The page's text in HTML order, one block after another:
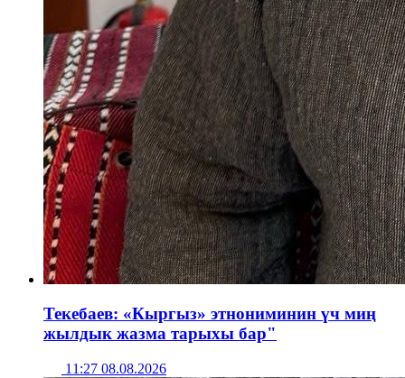
Текебаев: «Кыргыз» этнониминин үч миң
жылдык жазма тарыхы бар"
11:27 08.08.2026